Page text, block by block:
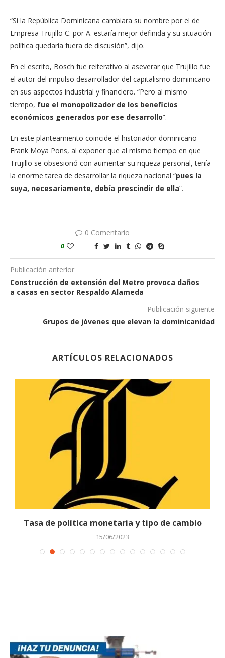
“Si la República Dominicana cambiara su nombre por el de
Empresa Trujillo C. por A. estaría mejor definida y su situación
política quedaría fuera de discusión”, dijo.
En el escrito, Bosch fue reiterativo al aseverar que Trujillo fue
el autor del impulso desarrollador del capitalismo dominicano
en sus aspectos industrial y financiero. “Pero al mismo
tiempo, fue el monopolizador de los beneficios
económicos generados por ese desarrollo”.
En este planteamiento coincide el historiador dominicano
Frank Moya Pons, al exponer que al mismo tiempo en que
Trujillo se obsesionó con aumentar su riqueza personal, tenía
la enorme tarea de desarrollar la riqueza nacional “pues la
suya, necesariamente, debía prescindir de ella”.
0 Comentario
0
Publicación anterior
Construcción de extensión del Metro provoca daños
a casas en sector Respaldo Alameda
Publicación siguiente
Grupos de jóvenes que elevan la dominicanidad
ARTÍCULOS RELACIONADOS
Tasa de política monetaria y tipo de cambio
15/06/2023